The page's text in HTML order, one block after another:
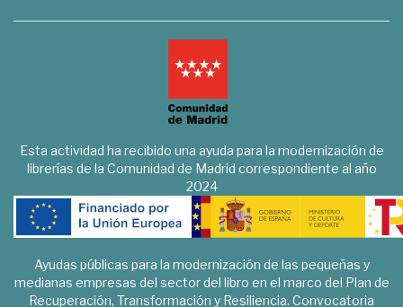
Esta actividad ha recibido una ayuda para la modernización de
librerías de la Comunidad de Madrid correspondiente al año
2024
Ayudas públicas para la modernización de las pequeñas y
medianas empresas del sector del libro en el marco del Plan de
Recuperación, Transformación y Resiliencia. Convocatoria